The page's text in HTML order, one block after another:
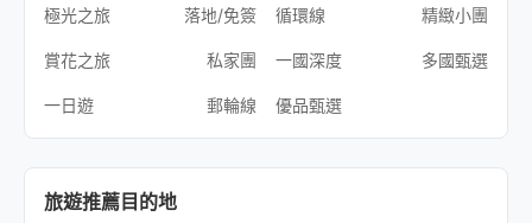
極光之旅 落地/免簽 循環線 精緻小團
賞花之旅 私家團 一國深度 多國甄選
一日遊 郵輪線 優品甄選
旅遊推薦目的地